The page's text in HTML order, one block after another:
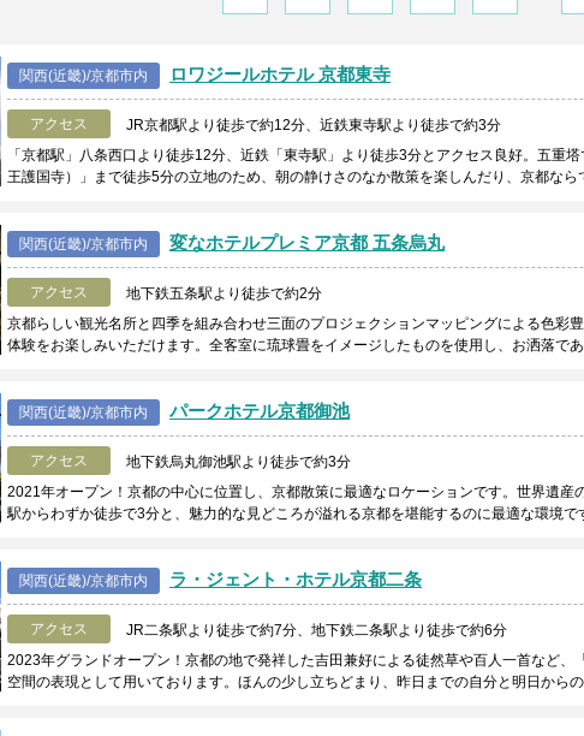
関西(近畿)/京都市内 ロワジールホテル 京都東寺
アクセス
JR京都駅より徒歩で約12分、近鉄東寺駅より徒歩で約3分
「京都駅」八条西口より徒歩12分、近鉄「東寺駅」より徒歩3分とアクセス良好。五重
王護国寺）」まで徒歩5分の立地のため、朝の静けさのなか散策を楽しんだり、京都な
関西(近畿)/京都市内 変なホテルプレミア京都 五条烏丸
アクセス
地下鉄五条駅より徒歩で約2分
京都らしい観光名所と四季を組み合わせ三面のプロジェクションマッピングによる色彩
体験をお楽しみいただけます。全客室に琉球畳をイメージしたものを使用し、お洒落で
関西(近畿)/京都市内 パークホテル京都御池
アクセス
地下鉄烏丸御池駅より徒歩で約3分
2021年オープン！京都の中心に位置し、京都散策に最適なロケーションです。世界遺産
駅からわずか徒歩で3分と、魅力的な見どころが溢れる京都を堪能するのに最適な環境
関西(近畿)/京都市内 ラ・ジェント・ホテル京都二条
アクセス
JR二条駅より徒歩で約7分、地下鉄二条駅より徒歩で約6分
2023年グランドオープン！京都の地で発祥した吉田兼好による徒然草や百人一首など、
空間の表現として用いております。ほんの少し立ちどまり、昨日までの自分と明日から